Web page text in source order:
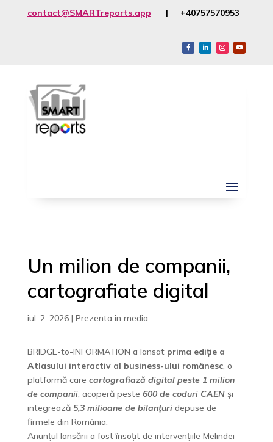
contact@SMARTreports.app | +40757570953
Un milion de companii,
cartografiate digital
iul. 2, 2026| Prezenta in media
BRIDGE-to-INFORMATION a lansat prima ediție a
Atlasului interactiv al business-ului românesc, o
platformă care cartografiază digital peste 1 milion
de companii, acoperă peste 600 de coduri CAENși
integrează 5,3 milioane de bilanțuridepuse de
firmele din România.
Anunțul lansării a fost însoțit de intervențiile Melindei